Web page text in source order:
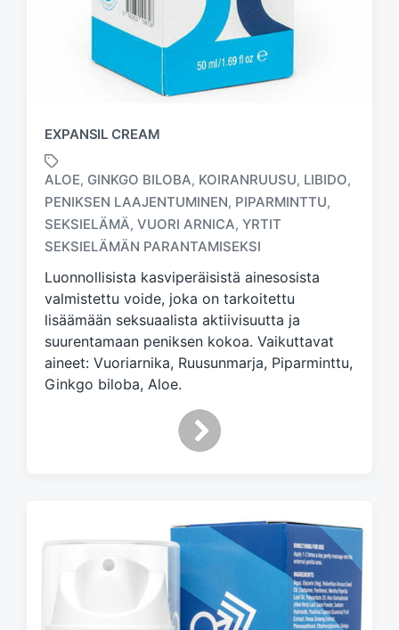
EXPANSIL CREAM
a
g
g
d
w
i
t
h
ALOE, GINKGO BILOBA, KOIRANRUUSU, LIBIDO,
PENIKSEN LAAJENTUMINEN, PIPARMINTTU,
SEKSIELÄMÄ, VUORI ARNICA, YRTIT
SEKSIELÄMÄN PARANTAMISEKSI
Luonnollisista kasviperäisistä ainesosista
valmistettu voide, joka on tarkoitettu
lisäämään seksuaalista aktiivisuutta ja
suurentamaan peniksen kokoa. Vaikuttavat
aineet: Vuoriarnika, Ruusunmarja, Piparminttu,
Ginkgo biloba, Aloe.